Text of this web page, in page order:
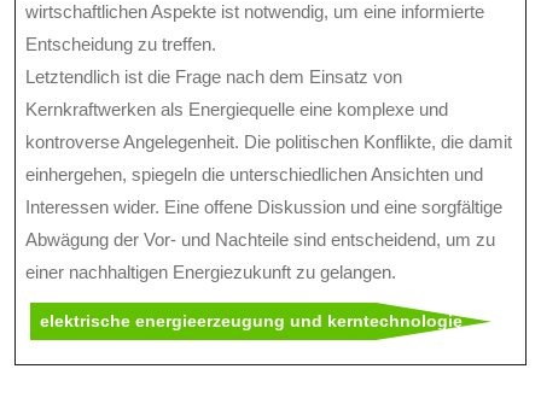
wirtschaftlichen Aspekte ist notwendig, um eine informierte
Entscheidung zu treffen.
Letztendlich ist die Frage nach dem Einsatz von
Kernkraftwerken als Energiequelle eine komplexe und
kontroverse Angelegenheit. Die politischen Konflikte, die damit
einhergehen, spiegeln die unterschiedlichen Ansichten und
Interessen wider. Eine offene Diskussion und eine sorgfältige
Abwägung der Vor- und Nachteile sind entscheidend, um zu
einer nachhaltigen Energiezukunft zu gelangen.
elektrische energieerzeugung und kerntechnologie